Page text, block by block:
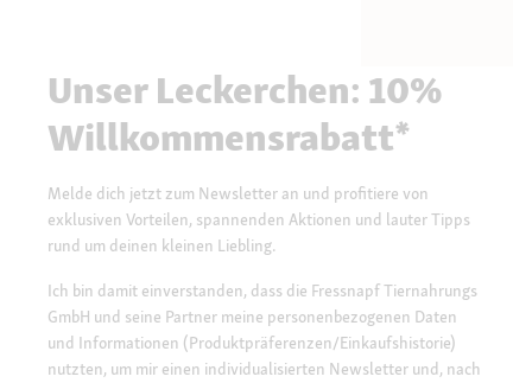
Unser Leckerchen: 10%
Willkommensrabatt*
Melde dich jetzt zum Newsletter an und profitiere von
exklusiven Vorteilen, spannenden Aktionen und lauter Tipps
rund um deinen kleinen Liebling.
Ich bin damit einverstanden, dass die Fressnapf Tiernahrungs
GmbH und seine Partner meine personenbezogenen Daten
und Informationen (Produktpräferenzen/Einkaufshistorie)
nutzten, um mir einen individualisierten Newsletter und, nach